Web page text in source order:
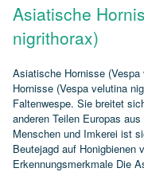
Asiatische
nigrithorax)
Asiatische Hornisse
Hornisse (Vespa velutina
Faltenwespe. Sie breitet
anderen Teilen Europas
Menschen und Imkerei ist
Beutejagd auf Honigbienen
Erkennungsmerkmale Die